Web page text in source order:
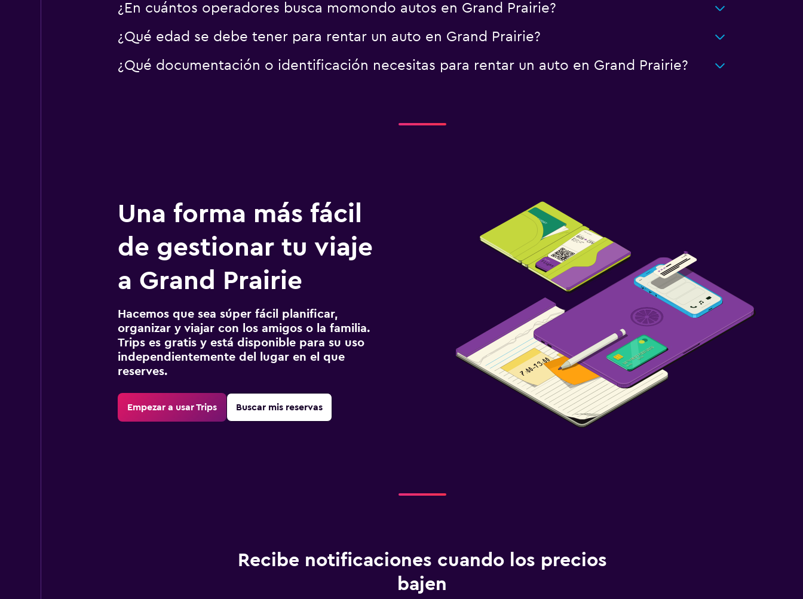
¿En cuántos operadores busca momondo autos en Grand Prairie?
¿Qué edad se debe tener para rentar un auto en Grand Prairie?
¿Qué documentación o identificación necesitas para rentar un auto en Grand Prairie?
Una forma más fácil
de gestionar tu viaje
a Grand Prairie
Hacemos que sea súper fácil planificar,
organizar y viajar con los amigos o la familia.
Trips es gratis y está disponible para su uso
independientemente del lugar en el que
reserves.
Empezar a usar Trips Buscar mis reservas
Recibe notificaciones cuando los precios
bajen